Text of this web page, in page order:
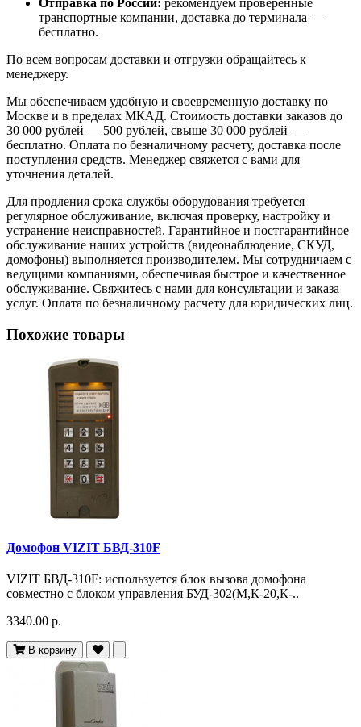
Отправка по России: рекомендуем проверенные
транспортные компании, доставка до терминала —
бесплатно.
По всем вопросам доставки и отгрузки обращайтесь к
менеджеру.
Мы обеспечиваем удобную и своевременную доставку по
Москве и в пределах МКАД. Стоимость доставки заказов до
30 000 рублей — 500 рублей, свыше 30 000 рублей —
бесплатно. Оплата по безналичному расчету, доставка после
поступления средств. Менеджер свяжется с вами для
уточнения деталей.
Для продления срока службы оборудования требуется
регулярное обслуживание, включая проверку, настройку и
устранение неисправностей. Гарантийное и постгарантийное
обслуживание наших устройств (видеонаблюдение, СКУД,
домофоны) выполняется производителем. Мы сотрудничаем с
ведущими компаниями, обеспечивая быстрое и качественное
обслуживание. Свяжитесь с нами для консультации и заказа
услуг. Оплата по безналичному расчету для юридических лиц.
Похожие товары
Домофон VIZIT БВД-310F
VIZIT БВД-310F: используется блок вызова домофона
совместно с блоком управления БУД-302(М,К-20,К-..
3340.00 р.
В корзину